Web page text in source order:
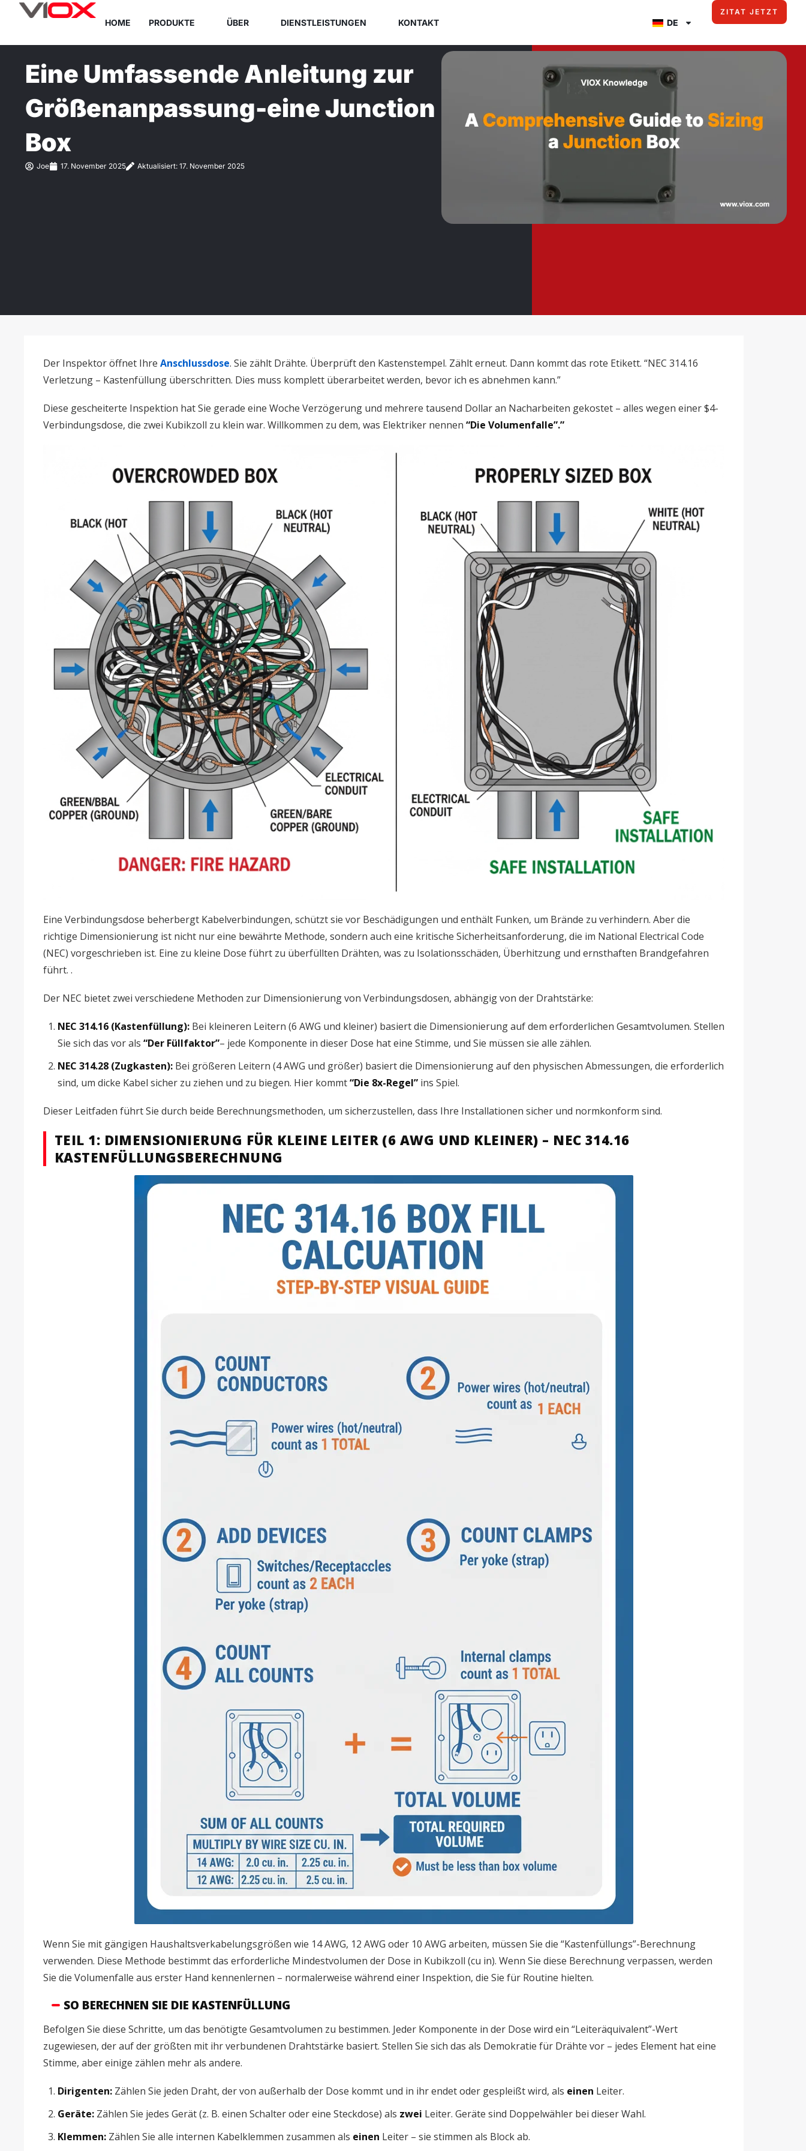
springen
HOME PRODUKTE ÜBER DIENSTLEISTUNGEN KONTAKT DE
ZITAT JETZT
Eine Umfassende Anleitung zur
Größenanpassung-eine Junction
Box
Joe 17. November 2025 Aktualisiert: 17. November 2025
Der Inspektor öffnet Ihre Anschlussdose. Sie zählt Drähte. Überprüft den Kastenstempel. Zählt erneut. Dann kommt das rote Etikett. “NEC 314.16
Verletzung – Kastenfüllung überschritten. Dies muss komplett überarbeitet werden, bevor ich es abnehmen kann.”
Diese gescheiterte Inspektion hat Sie gerade eine Woche Verzögerung und mehrere tausend Dollar an Nacharbeiten gekostet – alles wegen einer $4-
Verbindungsdose, die zwei Kubikzoll zu klein war. Willkommen zu dem, was Elektriker nennen “Die Volumenfalle”.”
Eine Verbindungsdose beherbergt Kabelverbindungen, schützt sie vor Beschädigungen und enthält Funken, um Brände zu verhindern. Aber die
richtige Dimensionierung ist nicht nur eine bewährte Methode, sondern auch eine kritische Sicherheitsanforderung, die im National Electrical Code
(NEC) vorgeschrieben ist. Eine zu kleine Dose führt zu überfüllten Drähten, was zu Isolationsschäden, Überhitzung und ernsthaften Brandgefahren
führt. .
Der NEC bietet zwei verschiedene Methoden zur Dimensionierung von Verbindungsdosen, abhängig von der Drahtstärke:
NEC 314.16 (Kastenfüllung): Bei kleineren Leitern (6 AWG und kleiner) basiert die Dimensionierung auf dem erforderlichen Gesamtvolumen. Stellen
Sie sich das vor als “Der Füllfaktor”– jede Komponente in dieser Dose hat eine Stimme, und Sie müssen sie alle zählen.
NEC 314.28 (Zugkasten): Bei größeren Leitern (4 AWG und größer) basiert die Dimensionierung auf den physischen Abmessungen, die erforderlich
sind, um dicke Kabel sicher zu ziehen und zu biegen. Hier kommt“Die 8x-Regel” ins Spiel.
Dieser Leitfaden führt Sie durch beide Berechnungsmethoden, um sicherzustellen, dass Ihre Installationen sicher und normkonform sind.
TEIL 1: DIMENSIONIERUNG FÜR KLEINE LEITER (6 AWG UND KLEINER) – NEC 314.16
KASTENFÜLLUNGSBERECHNUNG
Wenn Sie mit gängigen Haushaltsverkabelungsgrößen wie 14 AWG, 12 AWG oder 10 AWG arbeiten, müssen Sie die “Kastenfüllungs”-Berechnung
verwenden. Diese Methode bestimmt das erforderliche Mindestvolumen der Dose in Kubikzoll (cu in). Wenn Sie diese Berechnung verpassen, werden
Sie die Volumenfalle aus erster Hand kennenlernen – normalerweise während einer Inspektion, die Sie für Routine hielten.
SO BERECHNEN SIE DIE KASTENFÜLLUNG
Befolgen Sie diese Schritte, um das benötigte Gesamtvolumen zu bestimmen. Jeder Komponente in der Dose wird ein “Leiteräquivalent”-Wert
zugewiesen, der auf der größten mit ihr verbundenen Drahtstärke basiert. Stellen Sie sich das als Demokratie für Drähte vor – jedes Element hat eine
Stimme, aber einige zählen mehr als andere.
Dirigenten: Zählen Sie jeden Draht, der von außerhalb der Dose kommt und in ihr endet oder gespleißt wird, als einen Leiter.
Geräte: Zählen Sie jedes Gerät (z. B. einen Schalter oder eine Steckdose) als zwei Leiter. Geräte sind Doppelwähler bei dieser Wahl.
Klemmen: Zählen Sie alle internen Kabelklemmen zusammen als einen Leiter – sie stimmen als Block ab.